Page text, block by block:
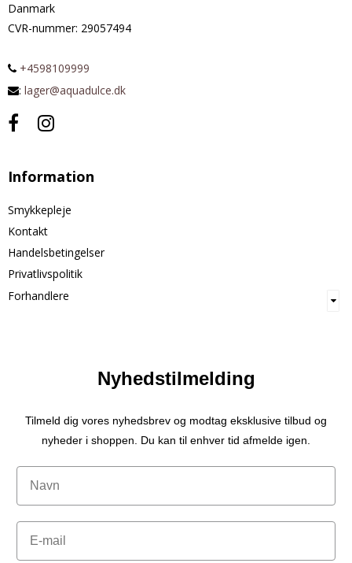
Danmark
CVR-nummer: 29057494
+4598109999
: lager@aquadulce.dk
Information
Smykkepleje
Kontakt
Handelsbetingelser
Privatlivspolitik
Forhandlere
Nyhedstilmelding
Tilmeld dig vores nyhedsbrev og modtag eksklusive tilbud og
nyheder i shoppen. Du kan til enhver tid afmelde igen.
Navn
Email